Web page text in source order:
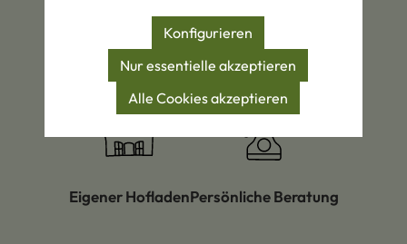
Schaffell-SpezialistÖko-Pionier
Eigener HofladenPersönliche Beratung
Nur essentielle akzeptieren
Konfigurieren
Alle Cookies akzeptieren